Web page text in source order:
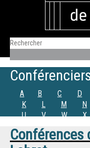
A B C D
K
L M N
U
V W X
Conférences